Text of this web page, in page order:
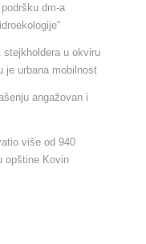
dm-a
u okviru
je urbana mobilnost
angažovan i
više od 940
opštine Kovin